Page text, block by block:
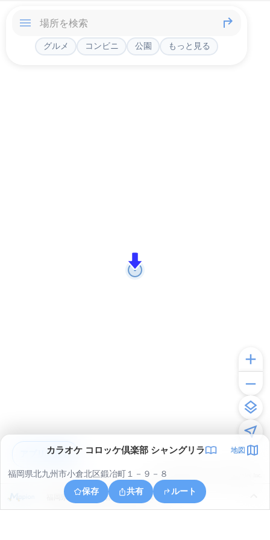
© ONE COMPATH © GeoTechnologies Inc.
グルメ コンビニ 公園 もっと見る
カラオケ コロッケ倶楽部 シャングリラ 地図
福岡県北九州市小倉北区鍛冶町１－９－８
保存
共有 ルート
福岡県北九州市小倉北区下富野４丁目２１
アプリで見る